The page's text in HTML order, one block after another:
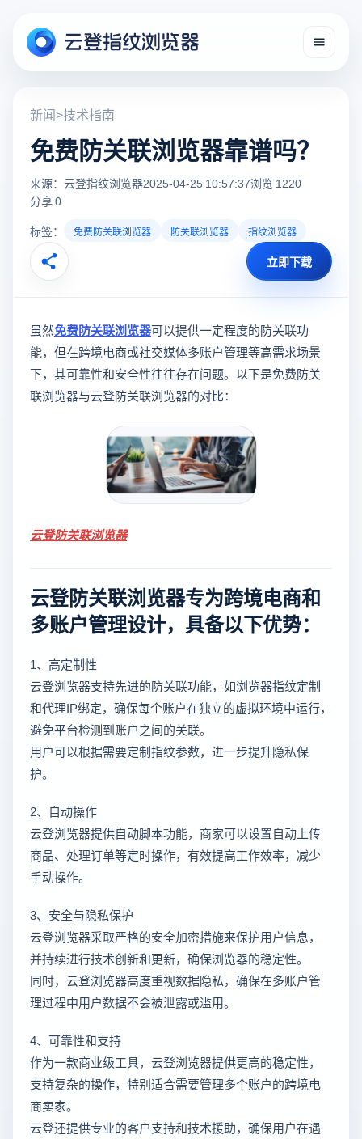
新闻>技术指南
免费防关联浏览器靠谱吗？
来源：云登指纹浏览器2025-04-25 10:57:37浏览 1220
分享 0
标签：
免费防关联浏览器 防关联浏览器 指纹浏览器
立即下载
虽然免费防关联浏览器可以提供一定程度的防关联功
能，但在跨境电商或社交媒体多账户管理等高需求场景
下，其可靠性和安全性往往存在问题。以下是免费防关
联浏览器与云登防关联浏览器的对比：
云登防关联浏览器
云登防关联浏览器专为跨境电商和
多账户管理设计，具备以下优势：
1、高定制性
云登浏览器支持先进的防关联功能，如浏览器指纹定制
和代理IP绑定，确保每个账户在独立的虚拟环境中运行，
避免平台检测到账户之间的关联。
用户可以根据需要定制指纹参数，进一步提升隐私保
护。
2、自动操作
云登浏览器提供自动脚本功能，商家可以设置自动上传
商品、处理订单等定时操作，有效提高工作效率，减少
手动操作。
3、安全与隐私保护
云登浏览器采取严格的安全加密措施来保护用户信息，
并持续进行技术创新和更新，确保浏览器的稳定性。
同时，云登浏览器高度重视数据隐私，确保在多账户管
理过程中用户数据不会被泄露或滥用。
4、可靠性和支持
作为一款商业级工具，云登浏览器提供更高的稳定性，
支持复杂的操作，特别适合需要管理多个账户的跨境电
商卖家。
云登还提供专业的客户支持和技术援助，确保用户在遇